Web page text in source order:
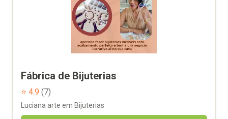
Fábrica de Bijuterias
⭐ 4.9 (7)
Luciana arte em Bijuterias